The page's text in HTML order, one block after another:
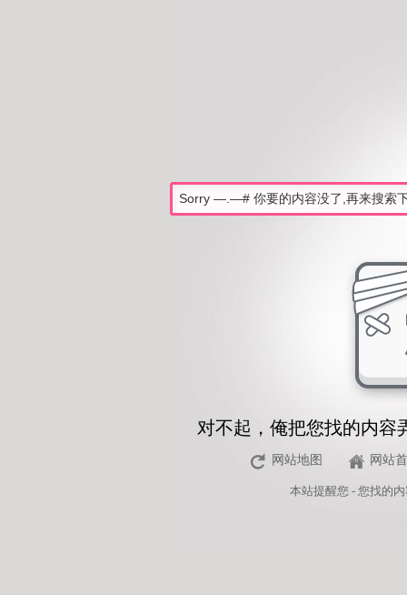
对不起，俺把您找的内容
网站地图 网站
本站提醒您 - 您找的